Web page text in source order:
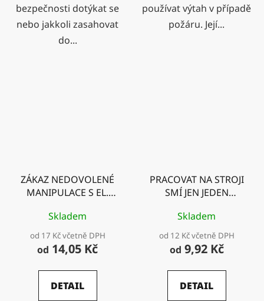
bezpečnosti dotýkat se
nebo jakkoli zasahovat
do...
používat výtah v případě
požáru. Její...
ZÁKAZ NEDOVOLENÉ
MANIPULACE S EL.
Skladem
od 17 Kč včetně DPH
od 14,05 Kč
DETAIL
PRACOVAT NA STROJI
SMÍ JEN JEDEN
Skladem
od 12 Kč včetně DPH
od 9,92 Kč
DETAIL